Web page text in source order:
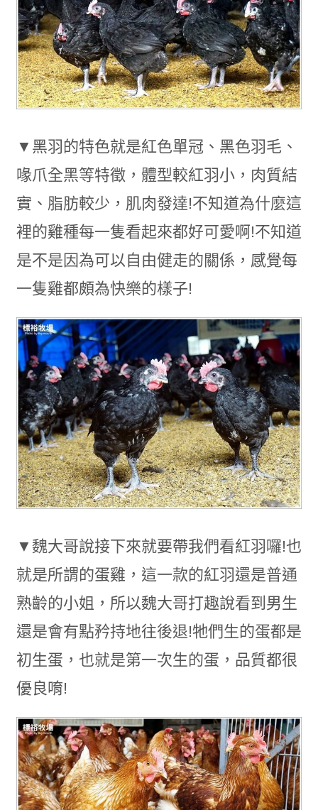
▼黑羽的特色就是紅色單冠、黑色羽毛、
喙爪全黑等特徵，體型較紅羽小，肉質結
實、脂肪較少，肌肉發達!不知道為什麼這
裡的雞種每一隻看起來都好可愛啊!不知道
是不是因為可以自由健走的關係，感覺每
一隻雞都頗為快樂的樣子!
▼魏大哥說接下來就要帶我們看紅羽囉!也
就是所謂的蛋雞，這一款的紅羽還是普通
熟齡的小姐，所以魏大哥打趣說看到男生
還是會有點矜持地往後退!牠們生的蛋都是
初生蛋，也就是第一次生的蛋，品質都很
優良唷!